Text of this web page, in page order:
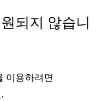
되지 않습니
이용하려면